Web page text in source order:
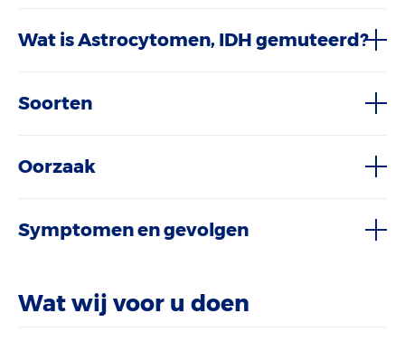
Wat is Astrocytomen, IDH gemuteerd?
Soorten
Oorzaak
Symptomen en gevolgen
Wat wij voor u doen